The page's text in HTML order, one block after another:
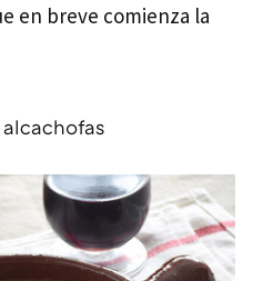
en breve comienza la